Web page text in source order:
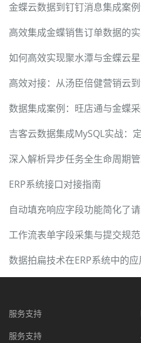
金蝶云数据到钉钉消息集成案
高效集成金蝶销售订单数据的
如何高效实现聚水潭与金蝶云
数据集成案例：旺店通与金蝶
吉客云数据集成MySQL实战：
深入解析异步任务全生命周期
ERP系统接口对接指南
自动填充响应字段功能简化了
工作流表单字段采集与提交规范
数据拍扁技术在ERP系统中的应
服务支持
服务支持